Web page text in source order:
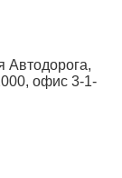
Автодорога,
офис 3-1-